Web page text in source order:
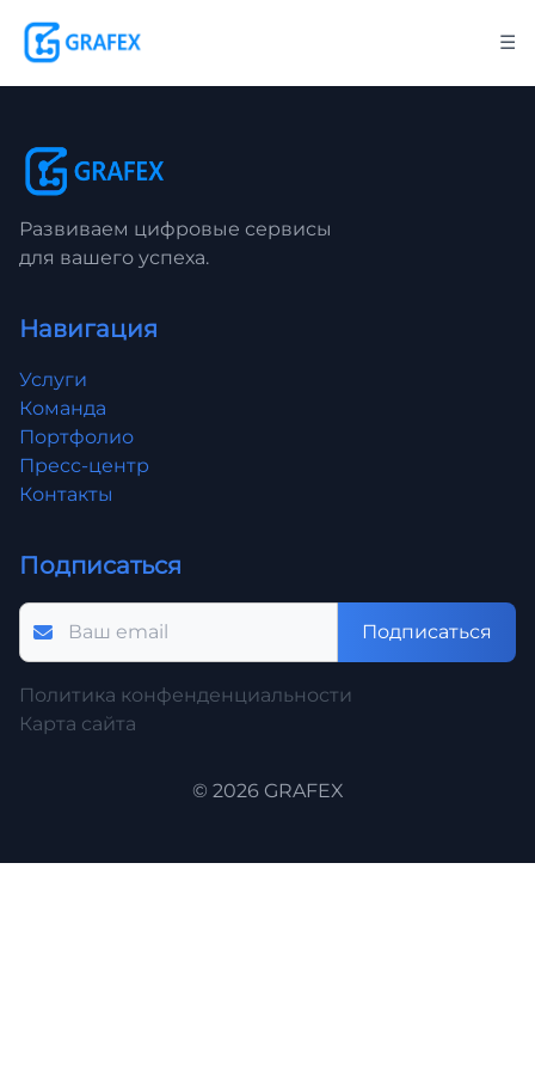
☰
Развиваем цифровые сервисы
для вашего успеха.
Навигация
Услуги
Команда
Портфолио
Пресс-центр
Контакты
Подписаться
Подписаться
Политика конфенденциальности
Карта сайта
© 2026 GRAFEX